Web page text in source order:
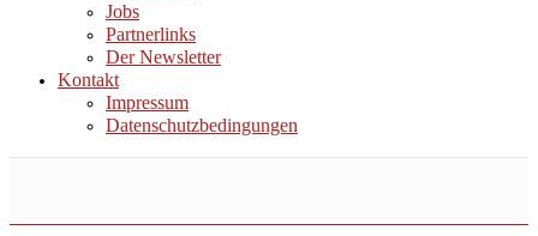
Jobs
Partnerlinks
Der Newsletter
Kontakt
Impressum
Datenschutzbedingungen